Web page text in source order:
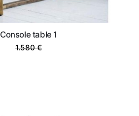
Console table 1
1.580€1.030 €.